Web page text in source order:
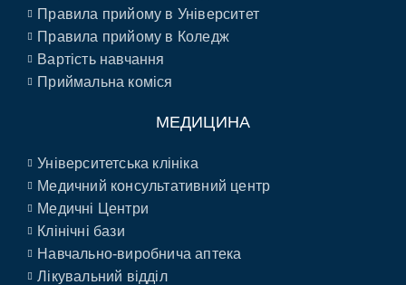
Правила прийому в Університет
Правила прийому в Коледж
Вартість навчання
Приймальна коміся
МЕДИЦИНА
Університетська клініка
Медичний консультативний центр
Медичні Центри
Клінічні бази
Навчально-виробнича аптека
Лікувальний відділ